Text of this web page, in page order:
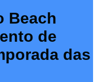
Beach
de
das